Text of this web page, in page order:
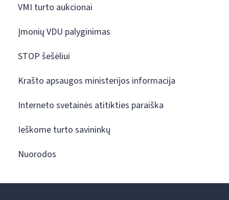
VMI turto aukcionai
Įmonių VDU palyginimas
STOP šešėliui
Krašto apsaugos ministerijos informacija
Interneto svetainės atitikties paraiška
Ieškome turto savininkų
Nuorodos